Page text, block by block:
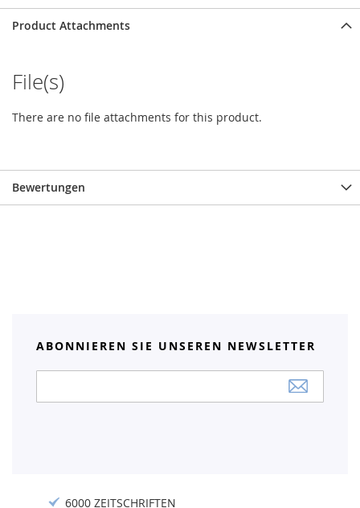
Product Attachments
File(s)
There are no file attachments for this product.
Bewertungen
ABONNIEREN SIE UNSEREN NEWSLETTER
Newsletter:
6000 ZEITSCHRIFTEN